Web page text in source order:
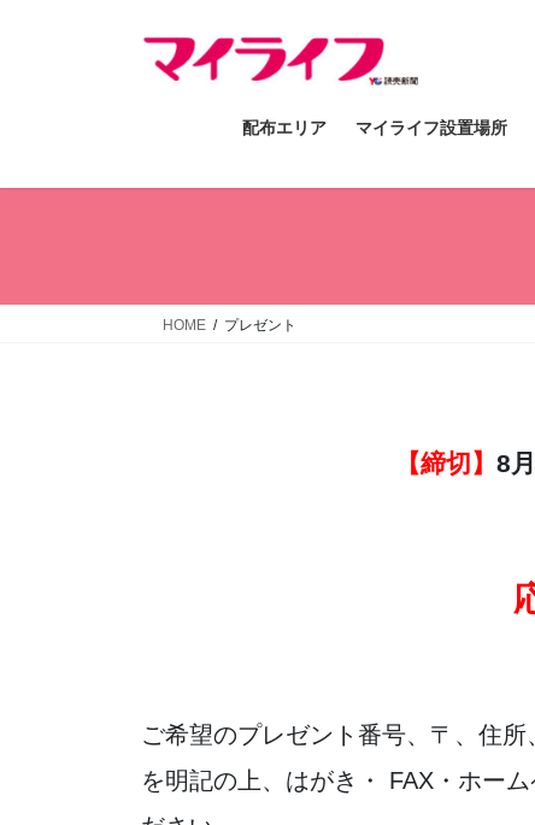
ス
ン
配布エリア マイライフ設置場所
HOME プレゼント
【締切】 8
ご希望のプレゼント番号、〒、住
を明記の上、はがき・ FAX・ホー